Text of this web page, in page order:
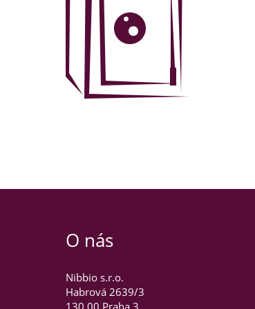
O nás
Nibbio s.r.o.
Habrová 2639/3
130 00 Praha 3